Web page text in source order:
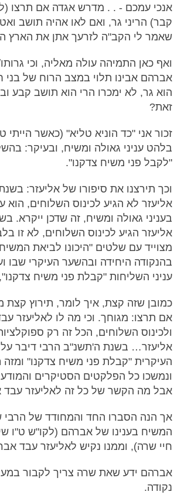
אנכי עמכם - . . מדרש אגדה אם תרצו
קבר) הריני גר, ואם לאו אהיה תושב
שאמר לי הקב"ה לזרעך אתן את הארץ
ואף כאן התמיהה עולה מאליה, וכי
אברהם אבינו תלוי במצב הרוח של בני
הוא גר, לא ימכרו הרי הוא תושב קבע
זאת?
זכור אני "כד הוניא טליא" (כאשר הייתי
בלהט עניני גאולה ומשיח, ובעיקר:
"לקבל פני משיח צדקנו".
וכך תירצנו את סיפורו של אליעזר:
אליעזר לא הגיע לכינוס השלוחים, הוא
בעניני גאולה ומשיח, זה שדכן ייקרא.
אליעזר הגיע לכינוס השלוחים, לא זו
מצוייד עם שלטים "היכונו לביאת
בהנקודה היחידה ובהשער העיקרי שבו
עניני השליחות "קבלת פני משיח
כמובן שזה קצת, איך לומר, תירוץ קצת
אם תרצו: מגוחך. וכי מה לו לאליעזר
ולכינוס השלוחים, הכל זה רק
אליעזר… בשנת ה'תשנ"ב הרבי דיבר
העיקרית "קבלת פני משיח צדקנו" ומזה
ונמשכו כל הפלקטים הסטיקרים
אבל מה הקשר של כל זה לאליעזר עבד
אך הנה הסברו החד והמחודד של
המשיח בענינו של אברהם (לקו"ש ט"ו
חיי שרה), וממנו נקיש לאליעזר עבד
אברהם ידע שאת שרה צריך לקבור
נקודה.